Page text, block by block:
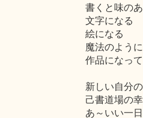
書くと味の
文字になる
絵になる
魔法のよう
作品になっ
新しい自分
己書道場の
あ～いい一